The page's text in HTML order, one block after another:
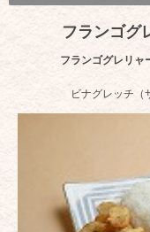
フランゴグ
フランゴグレリャ
ビナグレッチ（